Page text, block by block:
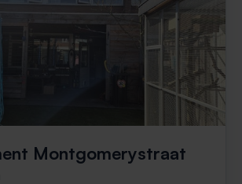
Montgomerystraat